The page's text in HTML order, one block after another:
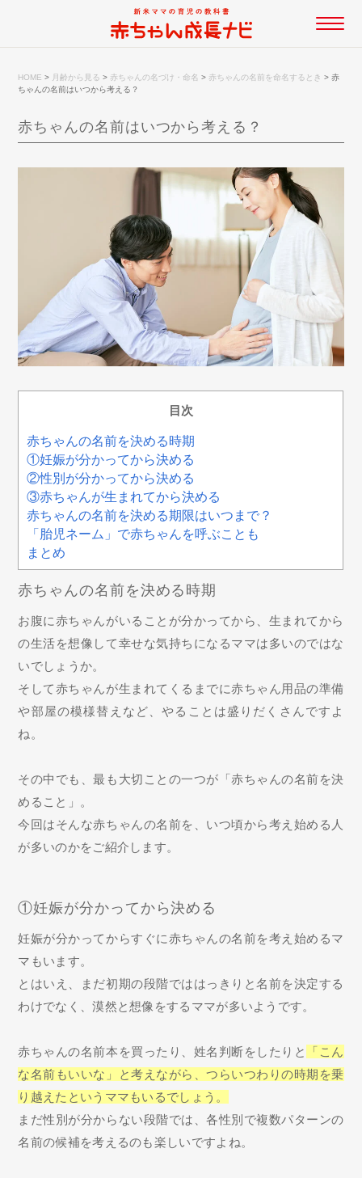
HOME > 月齢から見る > 赤ちゃんの名づけ・命名 > 赤ちゃんの名前を命名するとき >赤
ちゃんの名前はいつから考える？
赤ちゃんの名前はいつから考える？
目次
赤ちゃんの名前を決める時期
①妊娠が分かってから決める
②性別が分かってから決める
③赤ちゃんが生まれてから決める
赤ちゃんの名前を決める期限はいつまで？
「胎児ネーム」で赤ちゃんを呼ぶことも
まとめ
赤ちゃんの名前を決める時期
お腹に赤ちゃんがいることが分かってから、生まれてから
の生活を想像して幸せな気持ちになるママは多いのではな
いでしょうか。
そして赤ちゃんが生まれてくるまでに赤ちゃん用品の準備
や部屋の模様替えなど、やることは盛りだくさんですよ
ね。
その中でも、最も大切ことの一つが「赤ちゃんの名前を決
めること」。
今回はそんな赤ちゃんの名前を、いつ頃から考え始める人
が多いのかをご紹介します。
①妊娠が分かってから決める
妊娠が分かってからすぐに赤ちゃんの名前を考え始めるマ
マもいます。
とはいえ、まだ初期の段階でははっきりと名前を決定する
わけでなく、漠然と想像をするママが多いようです。
赤ちゃんの名前本を買ったり、姓名判断をしたりと
「こん
な名前もいいな」と考えながら、つらいつわりの時期を乗
り越えたというママもいるでしょう。
まだ性別が分からない段階では、各性別で複数パターンの
名前の候補を考えるのも楽しいですよね。